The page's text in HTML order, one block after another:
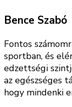
Bence Szabó
Fontos
sportban, és
edzettségi
az egészséges
hogy mindenki